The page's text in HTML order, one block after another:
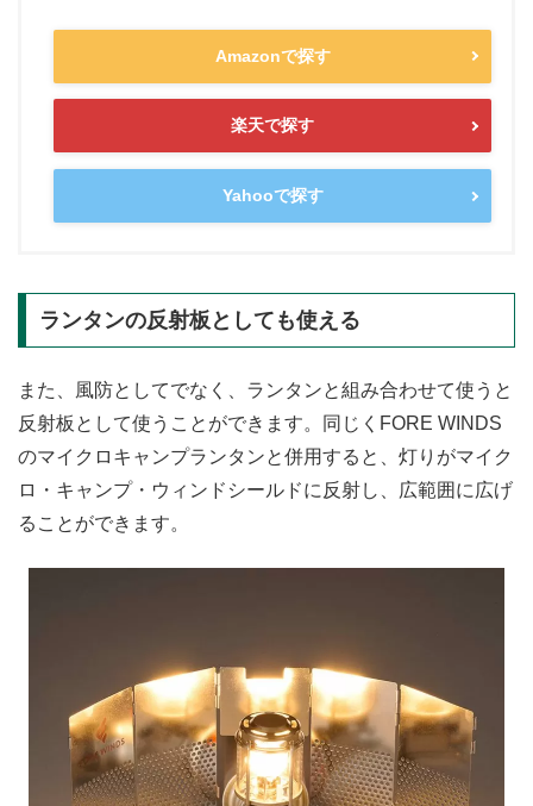
Amazonで探す
楽天で探す
Yahooで探す
ランタンの反射板としても使える
また、風防としてでなく、ランタンと組み合わせて使うと
反射板として使うことができます。同じくFORE WINDS
のマイクロキャンプランタンと併用すると、灯りがマイク
ロ・キャンプ・ウィンドシールドに反射し、広範囲に広げ
ることができます。